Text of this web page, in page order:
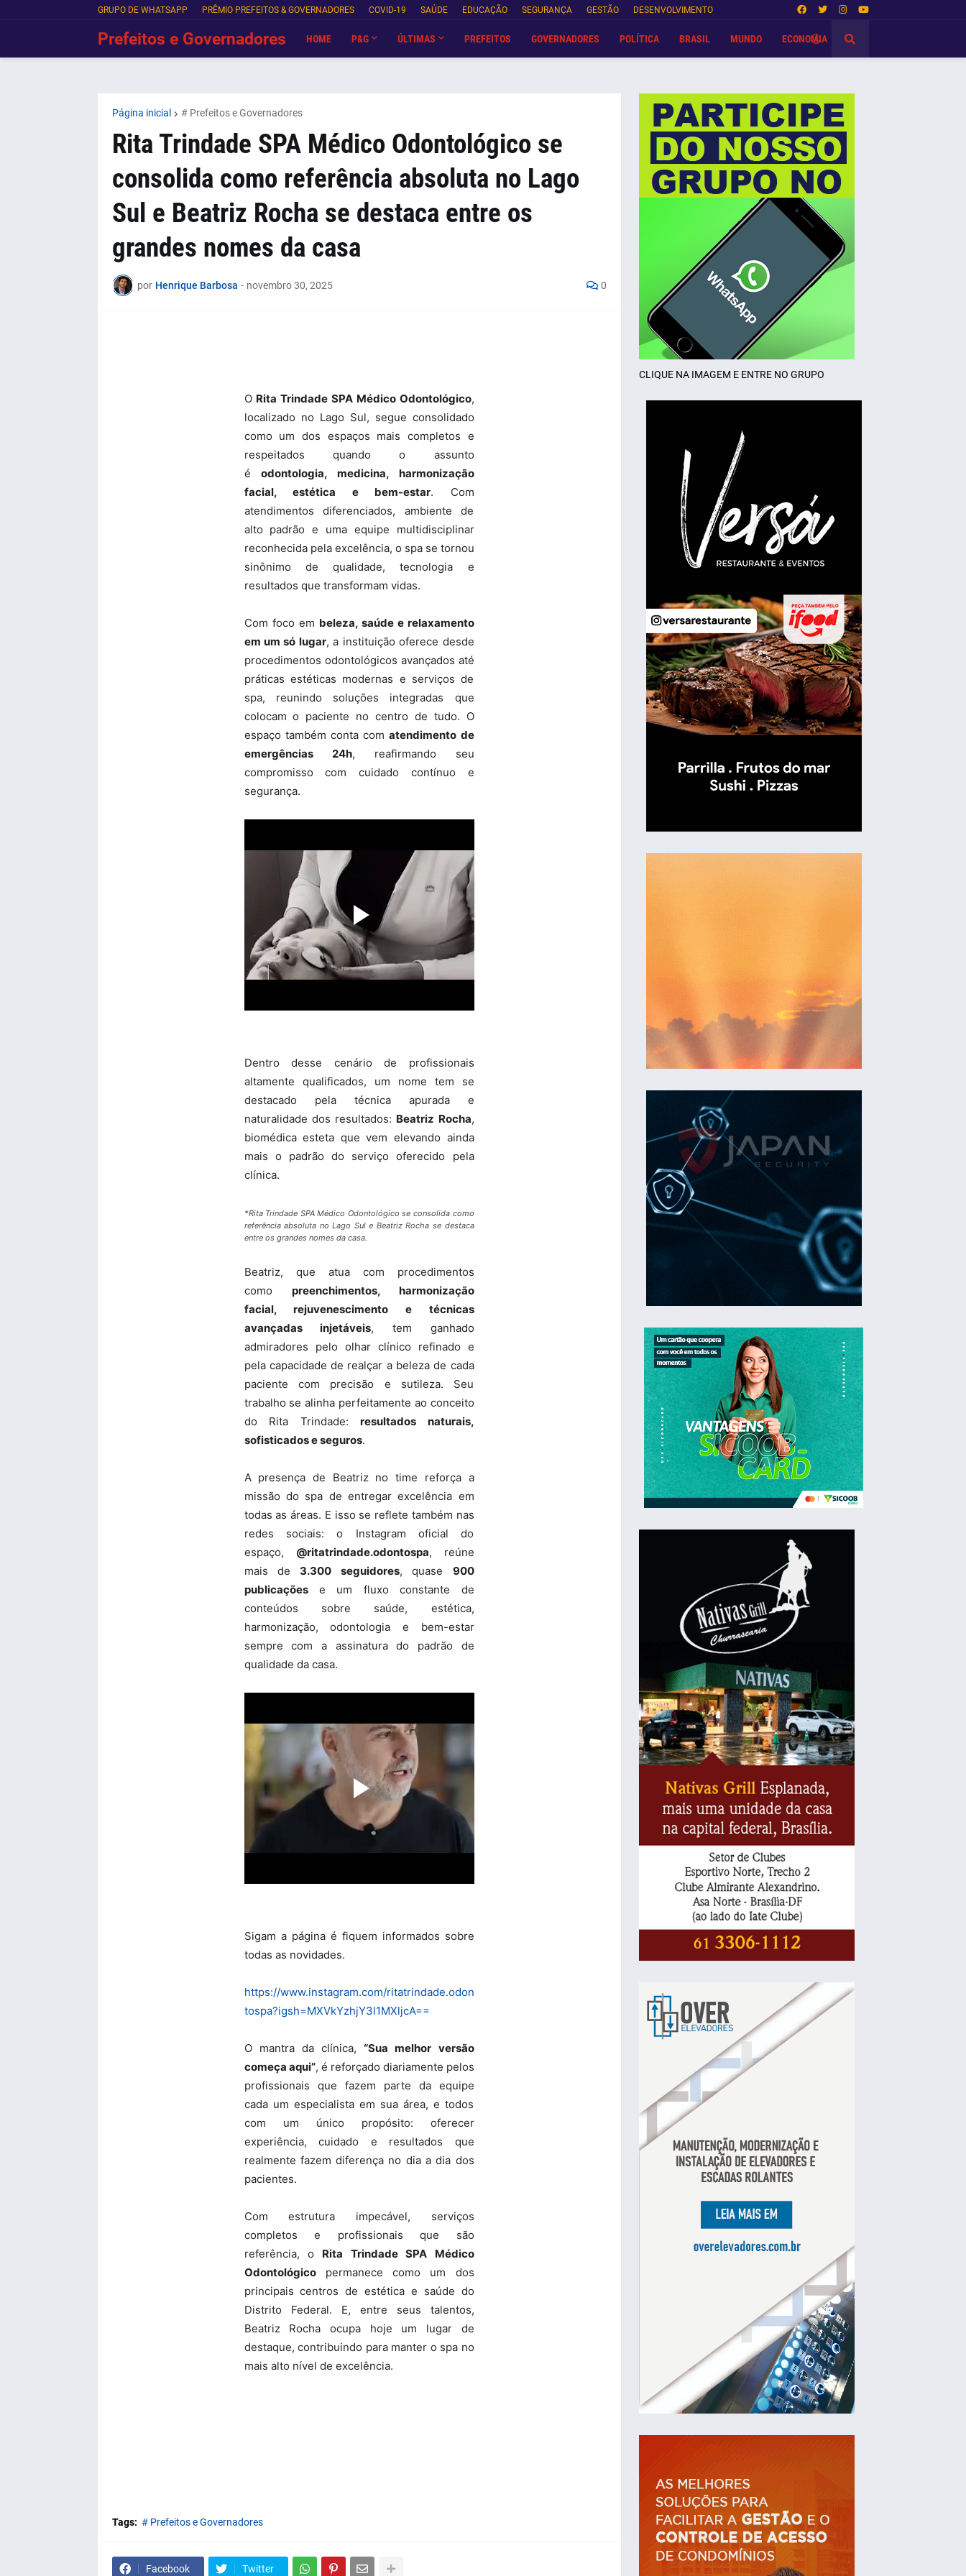
GRUPO DE WHATSAPP PRÊMIO PREFEITOS & GOVERNADORES COVID-19 SAÚDE EDUCAÇÃO SEGURANÇA GESTÃO DESENVOLVIMENTO
Prefeitos e Governadores HOME P&G ÚLTIMAS PREFEITOS GOVERNADORES POLÍTICA BRASIL MUNDO ECONOMIA
Página inicial # Prefeitos e Governadores
Rita Trindade SPA Médico Odontológico se
consolida como referência absoluta no Lago
Sul e Beatriz Rocha se destaca entre os
grandes nomes da casa
por Henrique Barbosa - novembro 30, 2025 0
O Rita Trindade SPA Médico Odontológico,
localizado no Lago Sul, segue consolidado
como um dos espaços mais completos e
respeitados quando o assunto
éodontologia, medicina, harmonização
facial, estética e bem-estar. Com
atendimentos diferenciados, ambiente de
alto padrão e uma equipe multidisciplinar
reconhecida pela excelência, o spa se tornou
sinônimo de qualidade, tecnologia e
resultados que transformam vidas.
Com foco em beleza, saúde e relaxamento
em um só lugar, a instituição oferece desde
procedimentos odontológicos avançados até
práticas estéticas modernas e serviços de
spa, reunindo soluções integradas que
colocam o paciente no centro de tudo. O
espaço também conta comatendimento de
emergências 24h, reafirmando seu
compromisso com cuidado contínuo e
segurança.
Dentro desse cenário de profissionais
altamente qualificados, um nome tem se
destacado pela técnica apurada e
naturalidade dos resultados: Beatriz Rocha,
biomédica esteta que vem elevando ainda
mais o padrão do serviço oferecido pela
clínica.
*Rita Trindade SPA Médico Odontológico se consolida como
referência absoluta no Lago Sul e Beatriz Rocha se destaca
entre os grandes nomes da casa.
Beatriz, que atua com procedimentos
como preenchimentos, harmonização
facial, rejuvenescimento e técnicas
avançadas injetáveis, tem ganhado
admiradores pelo olhar clínico refinado e
pela capacidade de realçar a beleza de cada
paciente com precisão e sutileza. Seu
trabalho se alinha perfeitamente ao conceito
do Rita Trindade: resultados naturais,
sofisticados e seguros.
A presença de Beatriz no time reforça a
missão do spa de entregar excelência em
todas as áreas. E isso se reflete também nas
redes sociais: o Instagram oficial do
espaço, @ritatrindade.odontospa, reúne
mais de 3.300 seguidores, quase 900
publicaçõese um fluxo constante de
conteúdos sobre saúde, estética,
harmonização, odontologia e bem-estar
sempre com a assinatura do padrão de
qualidade da casa.
Sigam a página é fiquem informados sobre
todas as novidades.
https://www.instagram.com/ritatrindade.odon
tospa?igsh=MXVkYzhjY3l1MXljcA==
O mantra da clínica,“Sua melhor versão
começa aqui”, é reforçado diariamente pelos
profissionais que fazem parte da equipe
cada um especialista em sua área, e todos
com um único propósito: oferecer
experiência, cuidado e resultados que
realmente fazem diferença no dia a dia dos
pacientes.
Com estrutura impecável, serviços
completos e profissionais que são
referência, o Rita Trindade SPA Médico
Odontológicopermanece como um dos
principais centros de estética e saúde do
Distrito Federal. E, entre seus talentos,
Beatriz Rocha ocupa hoje um lugar de
destaque, contribuindo para manter o spa no
mais alto nível de excelência.
Tags: # Prefeitos e Governadores
Facebook Twitter
CLIQUE NA IMAGEM E ENTRE NO GRUPO